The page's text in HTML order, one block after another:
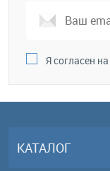
Я согласен на
КАТАЛОГ